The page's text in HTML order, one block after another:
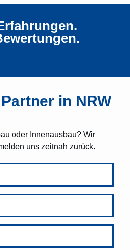
in NRW
oder Innenausbau? Wir
uns zeitnah zurück.